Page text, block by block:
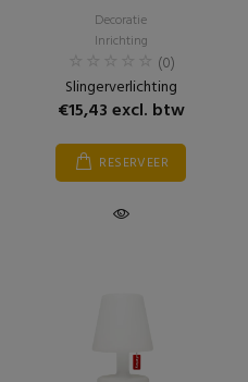
Decoratie
Inrichting
(0)
Slingerverlichting
€15,43 excl. btw
RESERVEER